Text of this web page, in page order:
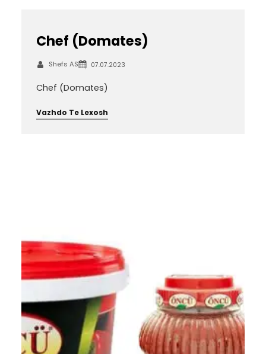
Chef (Domates)
Shefs AS 07.07.2023
Chef (Domates)
Vazhdo Te Lexosh